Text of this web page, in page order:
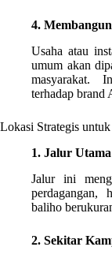
4.
Usaha atau
umum akan
masyarakat.
terhadap brand
Lokasi Strategis
1. Jalur
Jalur ini
perdagangan,
baliho
2. Sekitar